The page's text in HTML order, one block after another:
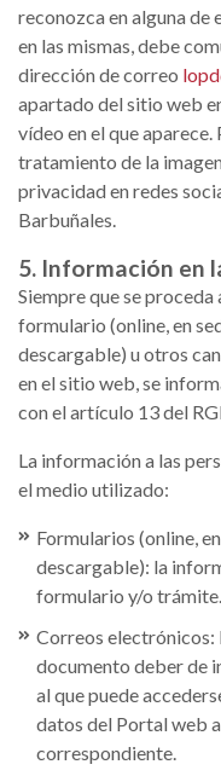
reconozca en alguna de
en las mismas, debe
dirección de correo
apartado del sitio web
vídeo en el que
tratamiento de la
privacidad en redes
Barbuñales.
5. Información en
Siempre que se
formulario (online, en
descargable) u otros
en el sitio web, se
con el artículo 13 del
La información a las
el medio utilizado:
Formularios (online,
descargable): la
formulario y/o trámite.
Correos electrónicos:
documento deber de
al que puede
datos del Portal web
correspondiente.